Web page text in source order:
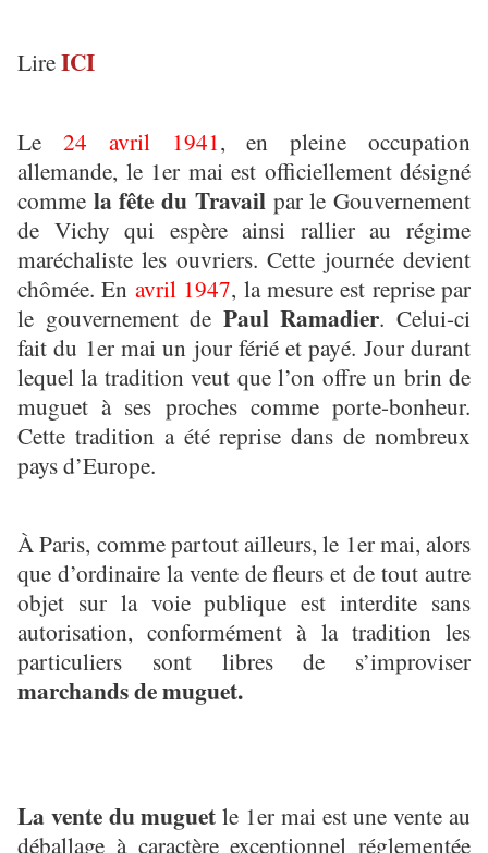
LireICI
Le 24 avril 1941, en pleine occupation
allemande, le 1er mai est officiellement désigné
comme la fête du Travailpar le Gouvernement
de Vichy qui espère ainsi rallier au régime
maréchaliste les ouvriers. Cette journée devient
chômée. En avril 1947, la mesure est reprise par
le gouvernement de Paul Ramadier. Celui-ci
fait du 1er mai un jour férié et payé. Jour durant
lequel la tradition veut que l’on offre un brin de
muguet à ses proches comme porte-bonheur.
Cette tradition a été reprise dans de nombreux
pays d’Europe.
À Paris, comme partout ailleurs, le 1er mai, alors
que d’ordinaire la vente de fleurs et de tout autre
objet sur la voie publique est interdite sans
autorisation, conformément à la tradition les
particuliers sont libres de s’improviser
marchands de muguet.
La vente du muguet le 1er mai est une vente au
déballage à caractère exceptionnel réglementée